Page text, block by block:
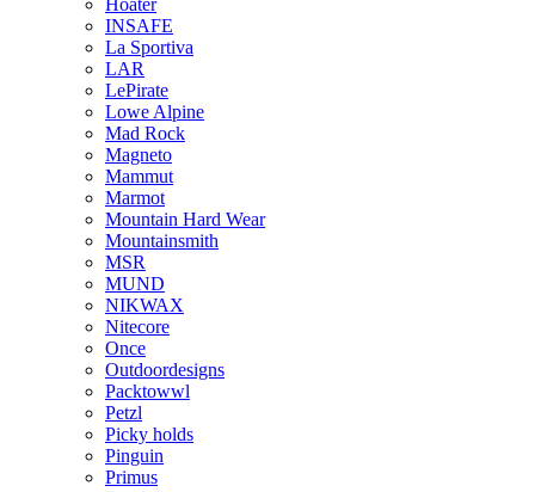
Hoater
INSAFE
La Sportiva
LAR
LePirate
Lowe Alpine
Mad Rock
Magneto
Mammut
Marmot
Mountain Hard Wear
Mountainsmith
MSR
MUND
NIKWAX
Nitecore
Once
Outdoordesigns
Packtowwl
Petzl
Picky holds
Pinguin
Primus